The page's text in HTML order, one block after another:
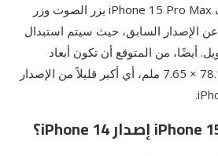
من المتوقع أن يأتي هاتف iPhone 15 Pro Max بزر الصوت وزر
الإصدار السابق، حيث سيتم استبدال
أيضًا، من المتوقع أن تكون أبعاد
الهاتف حوالي 160.8 × 78.1 × 7.65 ملم، أي أكبر قليلاً من الإصدار